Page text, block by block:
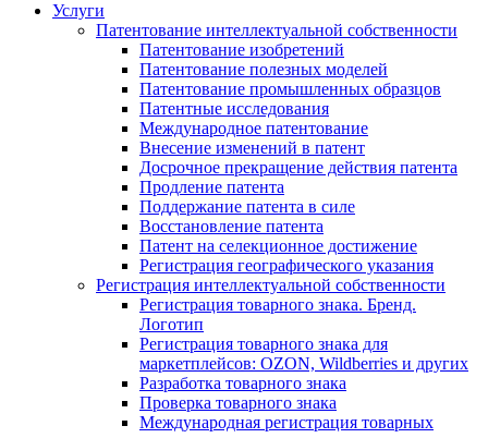
Услуги
Патентование интеллектуальной собственности
Патентование изобретений
Патентование полезных моделей
Патентование промышленных образцов
Патентные исследования
Международное патентование
Внесение изменений в патент
Досрочное прекращение действия патента
Продление патента
Поддержание патента в силе
Восстановление патента
Патент на селекционное достижение
Регистрация географического указания
Регистрация интеллектуальной собственности
Регистрация товарного знака. Бренд.
Логотип
Регистрация товарного знака для
маркетплейсов: OZON, Wildberries и других
Разработка товарного знака
Проверка товарного знака
Международная регистрация товарных